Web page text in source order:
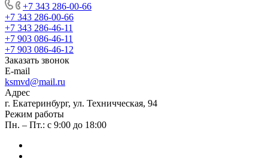
+7 343 286-00-66
+7 343 286-00-66
+7 343 286-46-11
+7 903 086-46-11
+7 903 086-46-12
Заказать звонок
E-mail
ksmvd@mail.ru
Адрес
г. Екатеринбург, ул. Техничческая, 94
Режим работы
Пн. – Пт.: с 9:00 до 18:00